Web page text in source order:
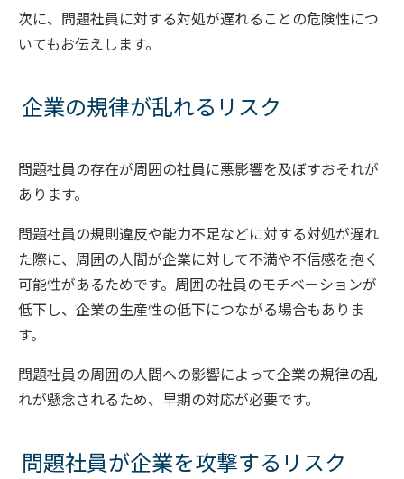
次に、問題社員に対する対処が遅れることの危険性につ
いてもお伝えします。
企業の規律が乱れるリスク
問題社員の存在が周囲の社員に悪影響を及ぼすおそれが
あります。
問題社員の規則違反や能力不足などに対する対処が遅れ
た際に、周囲の人間が企業に対して不満や不信感を抱く
可能性があるためです。周囲の社員のモチベーションが
低下し、企業の生産性の低下につながる場合もありま
す。
問題社員の周囲の人間への影響によって企業の規律の乱
れが懸念されるため、早期の対応が必要です。
問題社員が企業を攻撃するリスク